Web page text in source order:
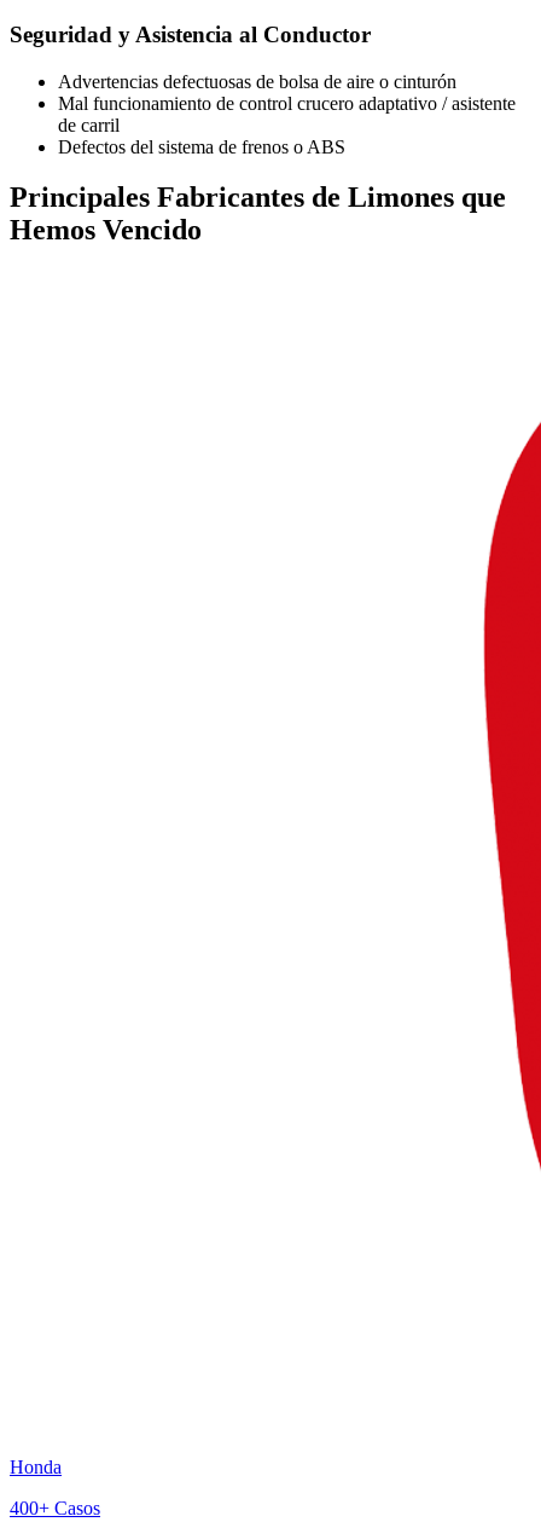
Seguridad y Asistencia al Conductor
Advertencias defectuosas de bolsa de aire o cinturón
Mal funcionamiento de control crucero adaptativo / asistente
de carril
Defectos del sistema de frenos o ABS
Principales Fabricantes de Limones que
Hemos Vencido
Honda
400+ Casos